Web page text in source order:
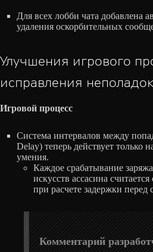
Для всех лобби чата добавлена
удаления оскорбительных
Улучшения игрового
исправления неполадок
Игровой процесс
Система интервалов между
Delay) теперь действует только
умения.
Каждое срабатывание
искусств ассасина
при расчете задержки
Комментарий